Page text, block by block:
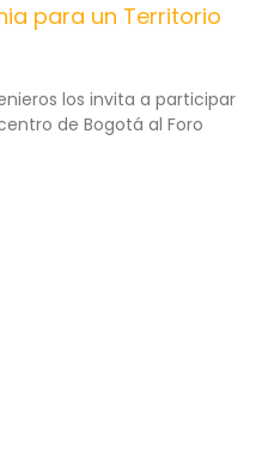
para un Territorio
los invita a participar
de Bogotá al Foro